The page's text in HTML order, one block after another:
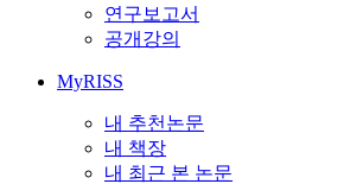
연구보고서
공개강의
MyRISS
내 추천논문
내 책장
내 최근 본 논문